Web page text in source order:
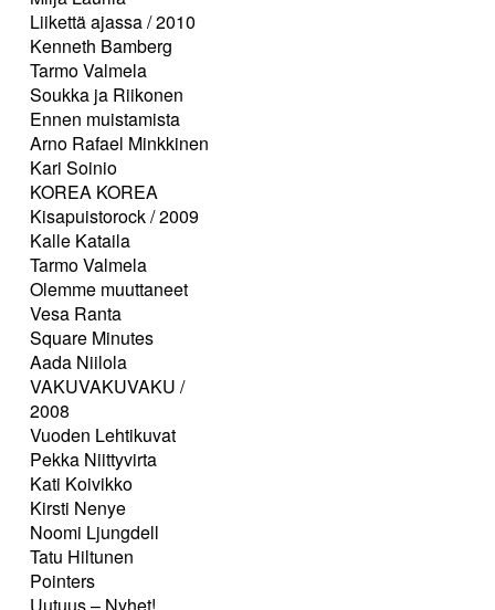
Liikettä ajassa / 2010
Kenneth Bamberg
Tarmo Valmela
Soukka ja Riikonen
Ennen muistamista
Arno Rafael Minkkinen
Kari Soinio
KOREA KOREA
Kisapuistorock / 2009
Kalle Kataila
Tarmo Valmela
Olemme muuttaneet
Vesa Ranta
Square Minutes
Aada Niilola
VAKUVAKUVAKU /
2008
Vuoden Lehtikuvat
Pekka Niittyvirta
Kati Koivikko
Kirsti Nenye
Noomi Ljungdell
Tatu Hiltunen
Pointers
Uutuus – Nyhet!